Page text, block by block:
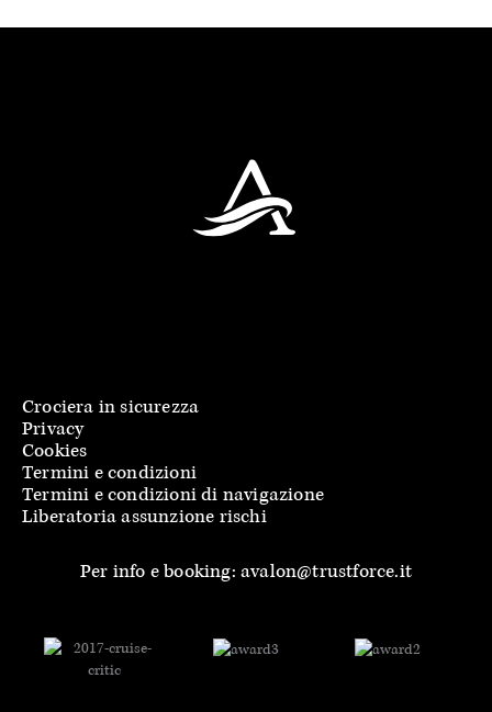
Crociera in sicurezza
Privacy
Cookies
Termini e condizioni
Termini e condizioni di navigazione
Liberatoria assunzione rischi
Per info e booking: avalon@trustforce.it